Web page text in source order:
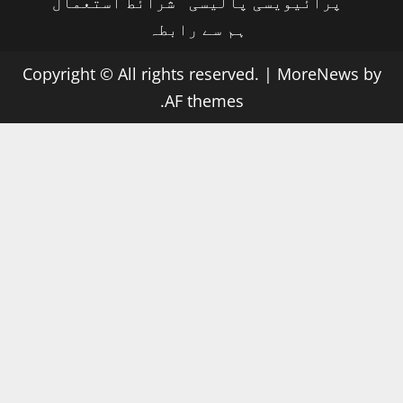
ہم سے رابطہ
Copyright © All rights reserved. | MoreNews by
AF themes.